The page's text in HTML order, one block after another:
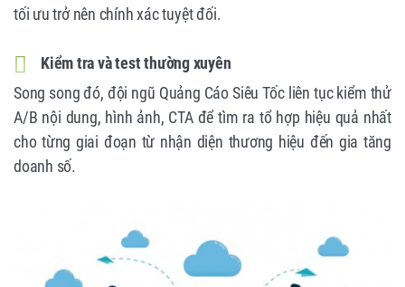
tối ưu trở nên chính xác tuyệt đối.
Kiểm tra và test thường xuyên
Song song đó, đội ngũ Quảng Cáo Siêu Tốc liên tục kiểm thử
A/B nội dung, hình ảnh, CTA để tìm ra tổ hợp hiệu quả nhất
cho từng giai đoạn từ nhận diện thương hiệu đến gia tăng
doanh số.